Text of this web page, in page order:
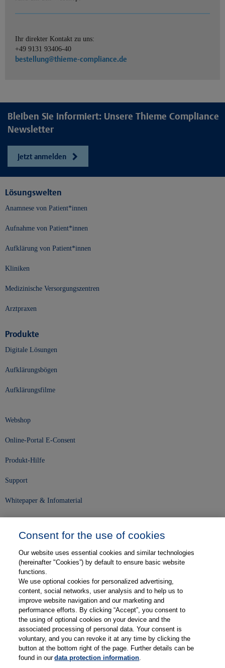
Ihr direkter Kontakt zu uns:
+49 9131 93406-40
bestellung@thieme-compliance.de
Bleiben Sie informiert: Unsere Thieme Compliance
Newsletter
Jetzt anmelden
Lösungswelten
Anamnese von Patient*innen
Aufnahme von Patient*innen
Aufklärung von Patient*innen
Kliniken
Medizinische Versorgungszentren
Arztpraxen
Produkte
Digitale Lösungen
Aufklärungsbögen
Aufklärungsfilme
Webshop
Online-Portal E-Consent
Produkt-Hilfe
Support
Whitepaper & Infomaterial
Karriere
Kontakt
Web-Semniare
Anwenderberichte
Partner
Consent for the use of cookies
Our website uses essential cookies and similar technologies
(hereinafter "Cookies”) by default to ensure basic website
functions.
We use optional cookies for personalized advertising,
content, social networks, user analysis and to help us to
improve website navigation and our marketing and
performance efforts. By clicking “Accept”, you consent to
the using of optional cookies on your device and the
associated processing of personal data. Your consent is
voluntary, and you can revoke it at any time by clicking the
button at the bottom right of the page. Further details can be
found in ourdata protection information.